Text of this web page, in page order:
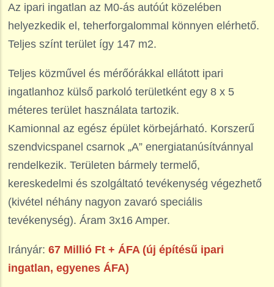
Az ipari ingatlan az M0-ás autóút közelében
helyezkedik el, teherforgalommal könnyen elérhető.
Teljes színt terület így 147 m2.
Teljes közművel és mérőórákkal ellátott ipari
ingatlanhoz külső parkoló területként egy 8 x 5
méteres terület használata tartozik.
Kamionnal az egész épület körbejárható. Korszerű
szendvicspanel csarnok „A” energiatanúsítvánnyal
rendelkezik. Területen bármely termelő,
kereskedelmi és szolgáltató tevékenység végezhető
(kivétel néhány nagyon zavaró speciális
tevékenység). Áram 3x16 Amper.
Irányár: 67 Millió Ft + ÁFA (új építésű ipari
ingatlan, egyenes ÁFA)